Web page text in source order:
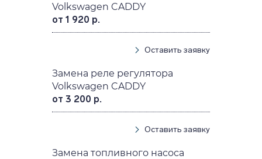
Volkswagen CADDY
от 1 920 р.
Оставить заявку
Замена реле регулятора
Volkswagen CADDY
от 3 200 р.
Оставить заявку
Замена топливного насоса